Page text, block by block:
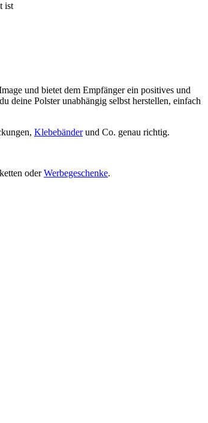
ist
und bietet dem Empfänger ein positives und
deine Polster unabhängig selbst herstellen, einfach
Klebebänderund Co. genau richtig.
oderWerbegeschenke.